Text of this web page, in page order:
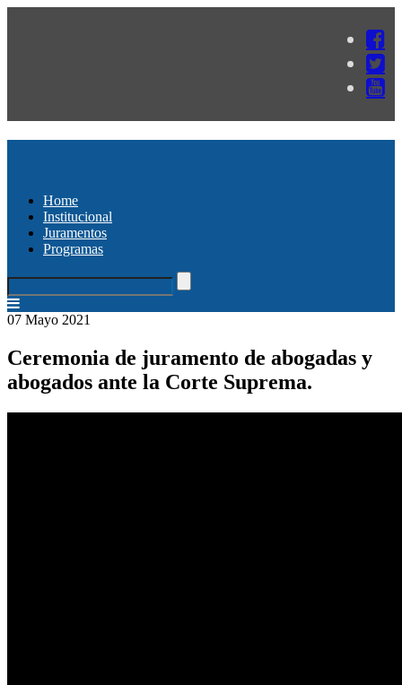
Home
Institucional
Juramentos
Programas
07 Mayo 2021
Ceremonia de juramento de abogadas y
abogados ante la Corte Suprema.